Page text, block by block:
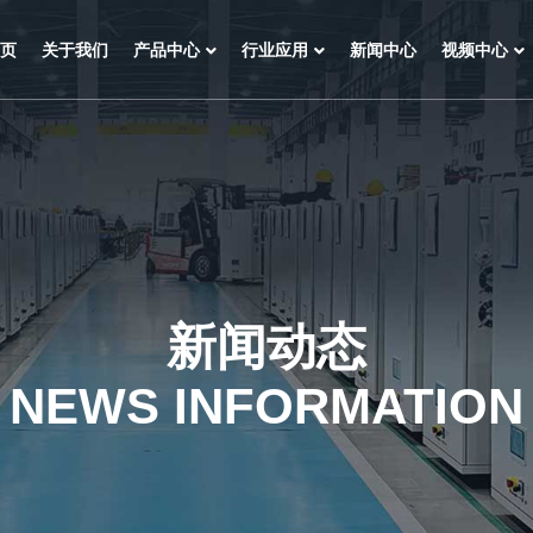
关于我们 产品中心 行业应用 新闻中心 视频中心
新闻动态
NEWS INFORMATION